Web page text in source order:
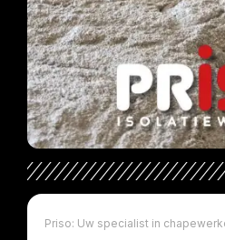
Priso: Uw specialist in